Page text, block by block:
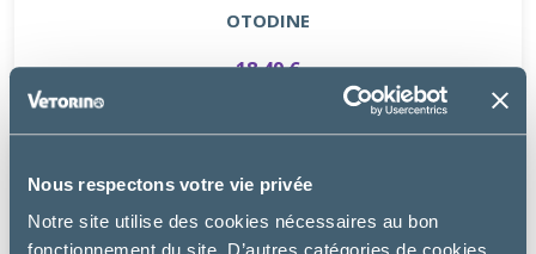
Nous respectons votre vie privée
Notre site utilise des cookies nécessaires au bon
OTODINE
18.49 €